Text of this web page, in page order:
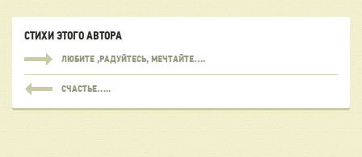
СТИХИ ЭТОГО АВТОРА
ЛЮБИТЕ ,РАДУЙТЕСЬ, МЕЧТАЙТЕ….
СЧАСТЬЕ…..